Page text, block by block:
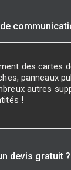
des cartes
panneaux
autres
!
devis gratuit ?